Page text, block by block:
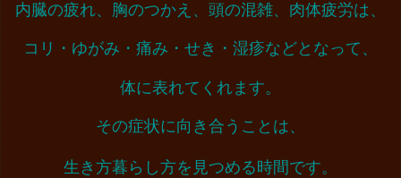
内臓の疲れ、胸のつかえ、頭の混雑、肉体疲労は、
コリ・ゆがみ・痛み・せき・湿疹などとなって、
体に表れてくれます。
その症状に向き合うことは、
生き方暮らし方を見つめる時間です。